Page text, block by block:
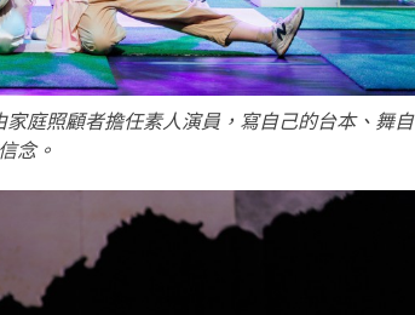
庭照顧者擔任素人演員，寫自己的台本、舞自
念。